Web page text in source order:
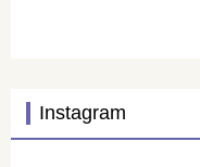
Instagram